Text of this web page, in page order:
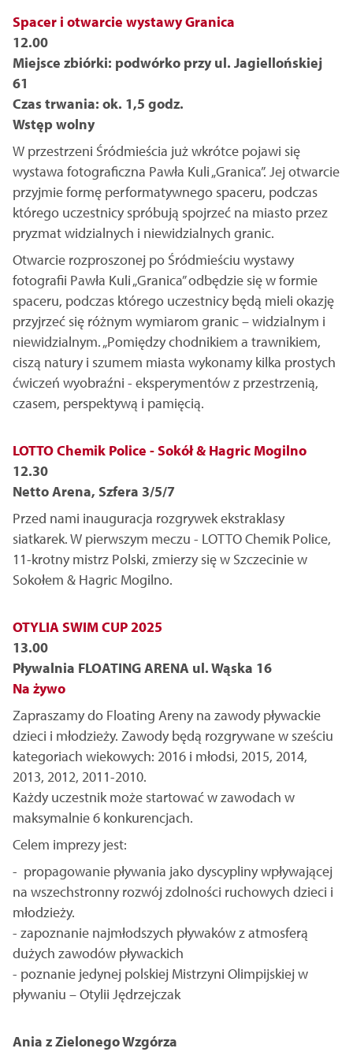
Spacer i otwarcie wystawy Granica
12.00
Miejsce zbiórki: podwórko przy ul. Jagiellońskiej
61
Czas trwania: ok. 1,5 godz.
Wstęp wolny
W przestrzeni Śródmieścia już wkrótce pojawi się
wystawa fotograficzna Pawła Kuli „Granica”. Jej otwarcie
przyjmie formę performatywnego spaceru, podczas
którego uczestnicy spróbują spojrzeć na miasto przez
pryzmat widzialnych i niewidzialnych granic.
Otwarcie rozproszonej po Śródmieściu wystawy
fotografii Pawła Kuli „Granica” odbędzie się w formie
spaceru, podczas którego uczestnicy będą mieli okazję
przyjrzeć się różnym wymiarom granic – widzialnym i
niewidzialnym. „Pomiędzy chodnikiem a trawnikiem,
ciszą natury i szumem miasta wykonamy kilka prostych
ćwiczeń wyobraźni - eksperymentów z przestrzenią,
czasem, perspektywą i pamięcią.
LOTTO Chemik Police - Sokół & Hagric Mogilno
12.30
Netto Arena, Szfera 3/5/7
Przed nami inauguracja rozgrywek ekstraklasy
siatkarek. W pierwszym meczu - LOTTO Chemik Police,
11-krotny mistrz Polski, zmierzy się w Szczecinie w
Sokołem & Hagric Mogilno.
OTYLIA SWIM CUP 2025
13.00
Pływalnia FLOATING ARENA ul. Wąska 16
Na żywo
Zapraszamy do Floating Areny na zawody pływackie
dzieci i młodzieży. Zawody będą rozgrywane w sześciu
kategoriach wiekowych: 2016 i młodsi, 2015, 2014,
2013, 2012, 2011-2010.
Każdy uczestnik może startować w zawodach w
maksymalnie 6 konkurencjach.
Celem imprezy jest:
- propagowanie pływania jako dyscypliny wpływającej
na wszechstronny rozwój zdolności ruchowych dzieci i
młodzieży.
- zapoznanie najmłodszych pływaków z atmosferą
dużych zawodów pływackich
- poznanie jedynej polskiej Mistrzyni Olimpijskiej w
pływaniu – Otylii Jędrzejczak
Ania z Zielonego Wzgórza